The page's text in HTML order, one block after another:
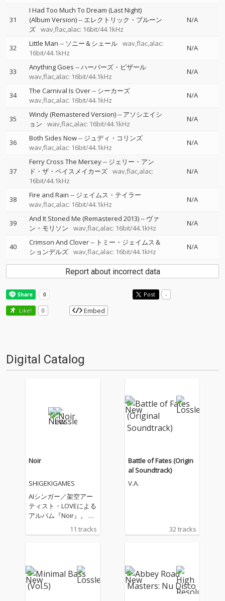
31
I Had Too Much To Dream (Last Night)
(Album Version)-- エレクトリック・プルーン
ズ wav,flac,alac: 16bit/44.1kHz
N/A
32 Little Man -- ソニー＆シェール wav,flac,alac:
16bit/44.1kHz
N/A
33 Anything Goes --ハーパーズ・ビザール
wav,flac,alac: 16bit/44.1kHz
N/A
34 The Carnival Is Over-- シーカーズ
wav,flac,alac: 16bit/44.1kHz
N/A
35 Windy (Remastered Version)-- アソシエイシ
ョン
wav,flac,alac: 16bit/44.1kHz
N/A
36 Both Sides Now-- ジュディ・コリンズ
wav,flac,alac: 16bit/44.1kHz
N/A
37
Ferry Cross The Mersey-- ジェリー・アン
ド・ザ・ペイスメイカーズ wav,flac,alac:
16bit/44.1kHz
N/A
38 Fire and Rain -- ジェイムス・テイラー
wav,flac,alac: 16bit/44.1kHz
N/A
39 And It Stoned Me (Remastered 2013)-- ヴァ
ン・モリソン
wav,flac,alac: 16bit/44.1kHz
N/A
40 Crimson And Clover-- トミー・ジェイムス＆
ションデルズ wav,flac,alac: 16bit/44.1kHz
N/A
Report about incorrect data
Post -
Like! 0 Embed
Digital Catalog
Noir
SHIGEKIGAMES
AIシンガー／架空アー
ティスト・LOVEによる
アルバム『Noir』。 本
作は、黒い童話の世界
をモチーフにした楽曲
いたシネマティック・
ポップアルバム。 毒リ
ンゴ、鏡、月、鳥籠、
11 tracks
Battle of Fates (Origin
al Soundtrack)
V.A.
32 tracks